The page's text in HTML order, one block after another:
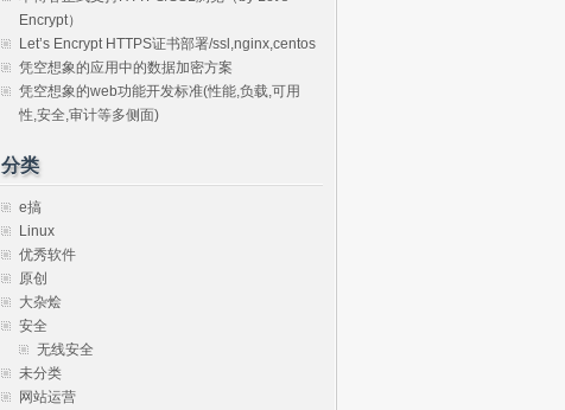
Encrypt）
Let’s Encrypt HTTPS证书部署/ssl,nginx,centos
凭空想象的应用中的数据加密方案
凭空想象的web功能开发标准(性能,负载,可用
性,安全,审计等多侧面)
分类
e搞
Linux
优秀软件
原创
大杂烩
安全
无线安全
未分类
网站运营